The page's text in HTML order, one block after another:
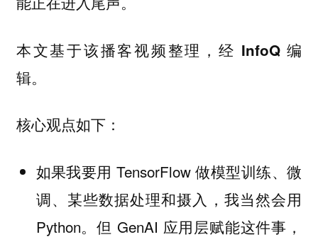
本文基于该播客视频整理，经 InfoQ 编
辑。
核心观点如下：
如果我要用 TensorFlow 做模型训练、微
调、某些数据处理和摄入，我当然会用
Python。但 GenAI 应用层赋能这件事，